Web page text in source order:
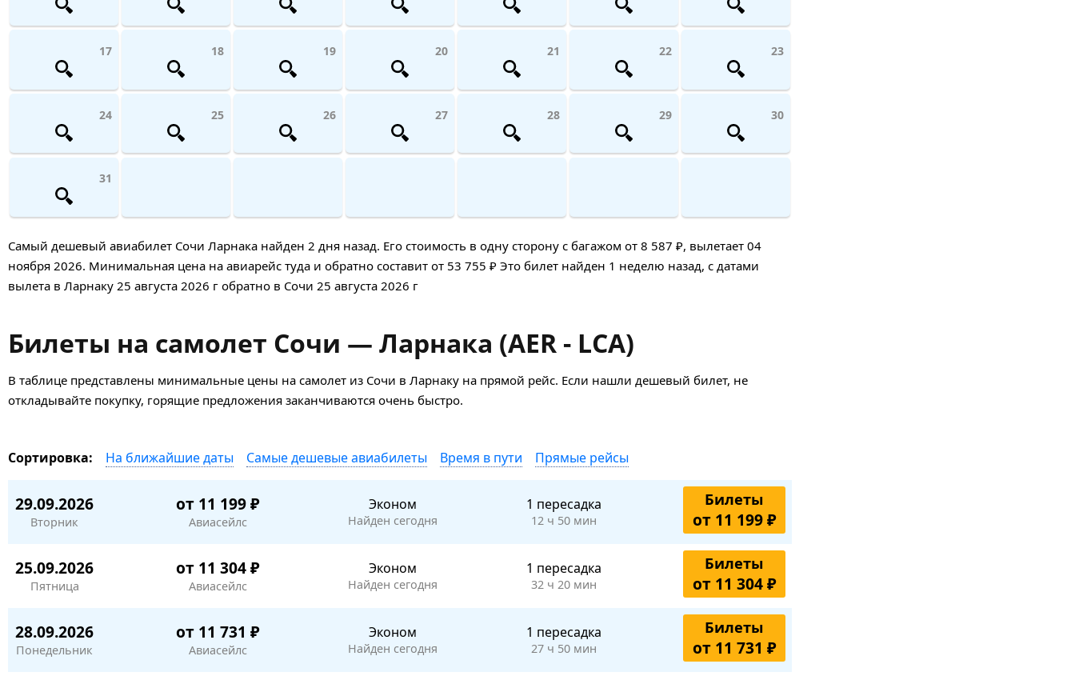
17 18 19 20 21 22 23
24 25 26 27 28 29 30
31
Самый дешевый авиабилет Сочи Ларнака найден 2 дня назад. Его стоимость в одну сторону с багажом от 8 587 ₽, вылетает 04
ноября 2026. Минимальная цена на авиарейс туда и обратно составит от 53 755 ₽ Это билет найден 1 неделю назад, с датами
вылета в Ларнаку 25 августа 2026 г обратно в Сочи 25 августа 2026 г
Билеты на самолет Сочи — Ларнака (AER - LCA)
В таблице представлены минимальные цены на самолет из Сочи в Ларнаку на прямой рейс. Если нашли дешевый билет, не
откладывайте покупку, горящие предложения заканчиваются очень быстро.
Сортировка: На ближайшие даты Самые дешевые авиабилеты Время в пути Прямые рейсы
29.09.2026
Вторник
от 11 199 ₽
Авиасейлс
Эконом
Найден сегодня
1 пересадка
12 ч 50 мин
Билеты
от 11 199 ₽
25.09.2026
Пятница
от 11 304 ₽
Авиасейлс
Эконом
Найден сегодня
1 пересадка
32 ч 20 мин
Билеты
от 11 304 ₽
28.09.2026
Понедельник
от 11 731 ₽
Авиасейлс
Эконом
Найден сегодня
1 пересадка
27 ч 50 мин
Билеты
от 11 731 ₽